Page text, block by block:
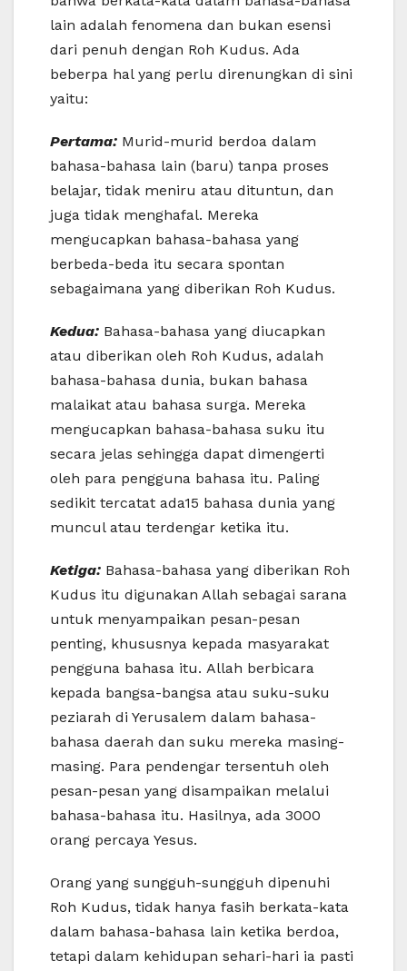
lain adalah fenomena dan bukan esensi
dari penuh dengan Roh Kudus. Ada
beberpa hal yang perlu direnungkan di sini
yaitu:
Pertama: Murid-murid berdoa dalam
bahasa-bahasa lain (baru) tanpa proses
belajar, tidak meniru atau dituntun, dan
juga tidak menghafal. Mereka
mengucapkan bahasa-bahasa yang
berbeda-beda itu secara spontan
sebagaimana yang diberikan Roh Kudus.
Kedua: Bahasa-bahasa yang diucapkan
atau diberikan oleh Roh Kudus, adalah
bahasa-bahasa dunia, bukan bahasa
malaikat atau bahasa surga. Mereka
mengucapkan bahasa-bahasa suku itu
secara jelas sehingga dapat dimengerti
oleh para pengguna bahasa itu. Paling
sedikit tercatat ada15 bahasa dunia yang
muncul atau terdengar ketika itu.
Ketiga: Bahasa-bahasa yang diberikan Roh
Kudus itu digunakan Allah sebagai sarana
untuk menyampaikan pesan-pesan
penting, khususnya kepada masyarakat
pengguna bahasa itu. Allah berbicara
kepada bangsa-bangsa atau suku-suku
peziarah di Yerusalem dalam bahasa-
bahasa daerah dan suku mereka masing-
masing. Para pendengar tersentuh oleh
pesan-pesan yang disampaikan melalui
bahasa-bahasa itu. Hasilnya, ada 3000
orang percaya Yesus.
Orang yang sungguh-sungguh dipenuhi
Roh Kudus, tidak hanya fasih berkata-kata
dalam bahasa-bahasa lain ketika berdoa,
tetapi dalam kehidupan sehari-hari ia pasti